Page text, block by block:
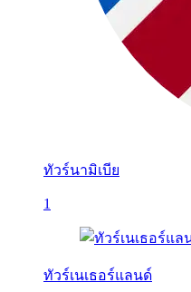
ทัวร์นามิเบีย
1
ทัวร์เนเธอร์แลนด์